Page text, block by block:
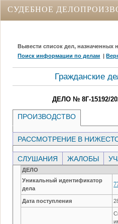
СУДЕБНОЕ
Вывести список дел, назначенных
Поиск информации по делам |
Гражданские
ДЕЛО № 8Г-15192/
ПРОИЗВОДСТВО
РАССМОТРЕНИЕ В
СЛУШАНИЯ ЖАЛОБЫ
ДЕЛО
Уникальный идентификатор
дела
Дата поступления